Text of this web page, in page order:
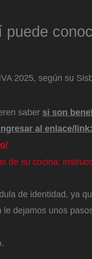
puede
2025, según su
saber si son
al enlace/link:
de su cocina:
de identidad, ya
dejamos unos